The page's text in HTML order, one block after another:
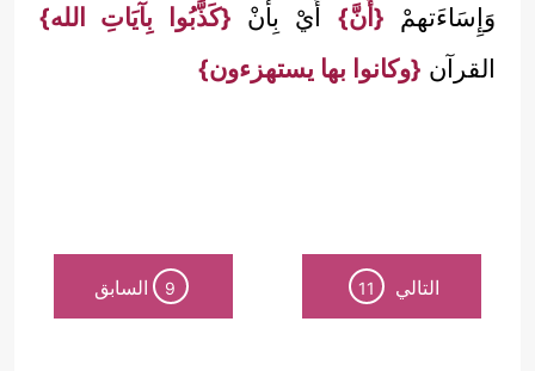
وَإِسَاءَتهمْ {أَنَّ} أَيْ بِأَنْ {كَذَّبُوا بِآيَاتِ الله}
القرآن {وكانوا بها يستهزءون}
التالي 11
9 السابق